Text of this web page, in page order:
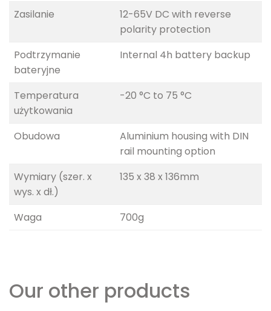
Zasilanie
12-65V DC with reverse
polarity protection
Podtrzymanie
bateryjne
Internal 4h battery backup
Temperatura
użytkowania
-20 °C to 75 °C
Obudowa
Aluminium housing with DIN
rail mounting option
Wymiary (szer. x
wys. x dł.)
135 x 38 x 136mm
Waga 700g
Our other products